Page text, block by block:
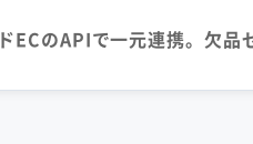
ECのAPIで一元連携。欠品